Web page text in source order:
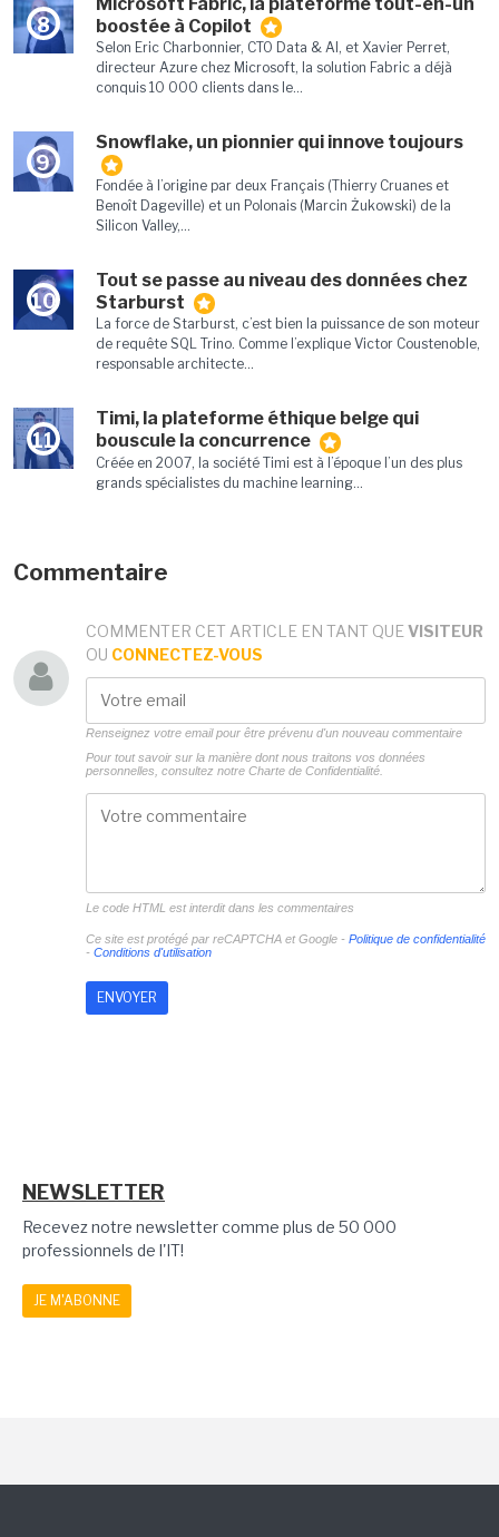
8
boostée à Copilot
Selon Eric Charbonnier, CTO Data & AI, et Xavier Perret,
directeur Azure chez Microsoft, la solution Fabric a déjà
conquis 10 000 clients dans le...
9
Snowflake, un pionnier qui innove toujours
Fondée à l’origine par deux Français (Thierry Cruanes et
Benoît Dageville) et un Polonais (Marcin Żukowski) de la
Silicon Valley,...
10
Tout se passe au niveau des données chez
Starburst
La force de Starburst, c’est bien la puissance de son moteur
de requête SQL Trino. Comme l’explique Victor Coustenoble,
responsable architecte...
11
Timi, la plateforme éthique belge qui
bouscule la concurrence
Créée en 2007, la société Timi est à l’époque l’un des plus
grands spécialistes du machine learning...
Commentaire
COMMENTER CET ARTICLE EN TANT QUE VISITEUR
OU CONNECTEZ-VOUS
Renseignez votre email pour être prévenu d'un nouveau commentaire
Pour tout savoir sur la manière dont nous traitons vos données
personnelles, consultez notre Charte de Confidentialité.
Le code HTML est interdit dans les commentaires
Ce site est protégé par reCAPTCHA et Google - Politique de confidentialité
- Conditions d'utilisation
NEWSLETTER
Recevez notre newsletter comme plus de 50 000
professionnels de l'IT!
JE M'ABONNE